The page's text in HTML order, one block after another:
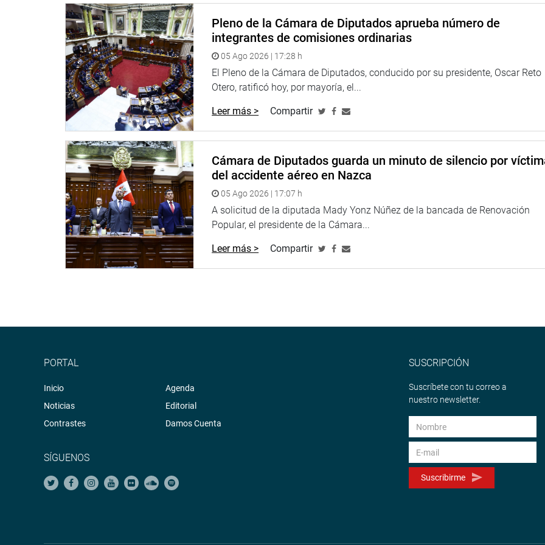
La propuesta incluye la delimitación geográfica del nuevo distrito mediante memoria descriptiva detallada y
representación cartográfica oficial, que establece sus límites con los distritos colindantes y su pertenencia a la
provincia de Mariscal Ramón Castilla.
La referida autógrafa de ley será enviada al Poder Ejecutivo para su eventual promulgación.
OFICINA DE COMUNICACIONES E IMAGEN INSTITUCIONAL
Pleno de la Cámara de Diputados aprueba número de
integrantes de comisiones ordinarias
05 Ago 2026 | 17:28 h
El Pleno de la Cámara de Diputados, conducido por su presidente, Oscar Reto
Otero, ratificó hoy, por mayoría, el...
Leer más > Compartir
Cámara de Diputados guarda un minuto de silencio por
del accidente aéreo en Nazca
05 Ago 2026 | 17:07 h
A solicitud de la diputada Mady Yonz Núñez de la bancada de Renovación
Popular, el presidente de la Cámara...
Leer más > Compartir
PORTAL
Inicio
Noticias
Contrastes
Agenda
Editorial
Damos Cuenta
SÍGUENOS
SUSCRIPCIÓN
Suscríbete con tu correo a
nuestro newsletter.
Suscribirme